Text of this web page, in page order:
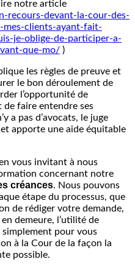
notre article
recours-devant-la-cour-des-
mes-clients-ayant-fait-
je-oblige-de-participer-a-
que-mo/ )
les règles de preuve et
le bon déroulement de
l’opportunité de
de faire entendre ses
a pas d’avocats, le juge
apporte une aide équitable
vous invitant à nous
concernant notre
créances. Nous pouvons
étape du processus, que
de rédiger votre demande,
en demeure, l’utilité de
pour vous
à la Cour de la façon la
possible.